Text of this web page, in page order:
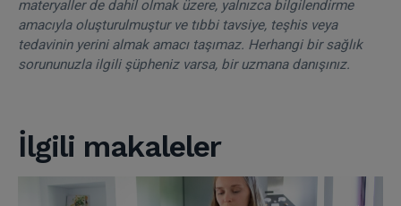
materyaller de dahil olmak üzere, yalnızca bilgilendirme
amacıyla oluşturulmuştur ve tıbbi tavsiye, teşhis veya
tedavinin yerini almak amacı taşımaz. Herhangi bir sağlık
sorununuzla ilgili şüpheniz varsa, bir uzmana danışınız.
İlgili makaleler